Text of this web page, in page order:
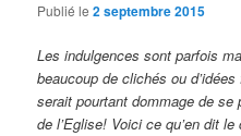
Publié le2 septembre 2015
Les indulgences sont parfois
beaucoup de clichés ou
serait pourtant dommage de
de l’Eglise! Voici ce qu’en dit